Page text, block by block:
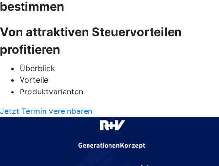
bestimmen
Von attraktiven Steuervorteilen
profitieren
Überblick
Vorteile
Produktvarianten
Jetzt Termin vereinbaren